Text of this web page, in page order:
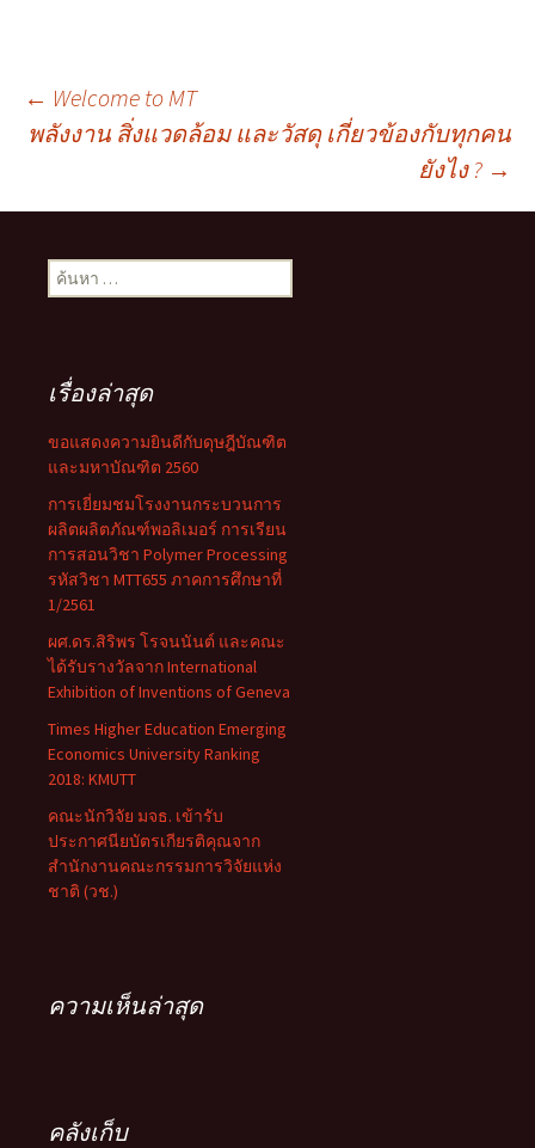
เมนู
เรื่อง
← Welcome to MT
พลังงาน สิ่งแวดล้อม และวัสดุ เกี่ยวข้องกับทุกคน
ยังไง ? →
ค้นหา
สำหรับ:
เรื่องล่าสุด
ขอแสดงความยินดีกับดุษฎีบัณฑิต
และมหาบัณฑิต 2560
การเยี่ยมชมโรงงานกระบวนการ
ผลิตผลิตภัณฑ์พอลิเมอร์ การเรียน
การสอนวิชา Polymer Processing
รหัสวิชา MTT655 ภาคการศึกษาที่
1/2561
ผศ.ดร.สิริพร โรจนนันต์ และคณะ
ได้รับรางวัลจาก International
Exhibition of Inventions of Geneva
Times Higher Education Emerging
Economics University Ranking
2018: KMUTT
คณะนักวิจัย มจธ. เข้ารับ
ประกาศนียบัตรเกียรติคุณจาก
สำนักงานคณะกรรมการวิจัยแห่ง
ชาติ (วช.)
ความเห็นล่าสุด
คลังเก็บ